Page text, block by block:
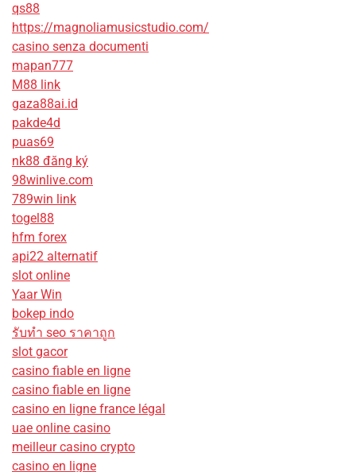
qs88
https://magnoliamusicstudio.com/
casino senza documenti
mapan777
M88 link
gaza88ai.id
pakde4d
puas69
nk88 đăng ký
98winlive.com
789win link
togel88
hfm forex
api22 alternatif
slot online
Yaar Win
bokep indo
รับทํา seo ราคาถูก
slot gacor
casino fiable en ligne
casino fiable en ligne
casino en ligne france légal
uae online casino
meilleur casino crypto
casino en ligne